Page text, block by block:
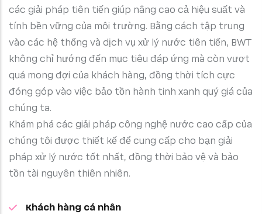
các giải pháp tiên tiến giúp nâng cao cả hiệu suất và
tính bền vững của môi trường. Bằng cách tập trung
vào các hệ thống và dịch vụ xử lý nước tiên tiến, BWT
không chỉ hướng đến mục tiêu đáp ứng mà còn vượt
quá mong đợi của khách hàng, đồng thời tích cực
đóng góp vào việc bảo tồn hành tinh xanh quý giá của
chúng ta.
Khám phá các giải pháp công nghệ nước cao cấp của
chúng tôi được thiết kế để cung cấp cho bạn giải
pháp xử lý nước tốt nhất, đồng thời bảo vệ và bảo
tồn tài nguyên thiên nhiên.
Khách hàng cá nhân